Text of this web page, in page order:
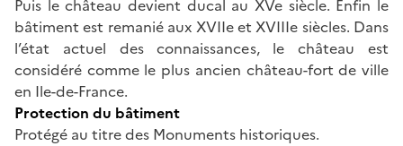
Puis le château devient ducal au XVe siècle. Enfin le
bâtiment est remanié aux XVIIe et XVIIIe siècles. Dans
l’état actuel des connaissances, le château est
considéré comme le plus ancien château-fort de ville
en Ile-de-France.
Protection du bâtiment
Protégé au titre des Monuments historiques.